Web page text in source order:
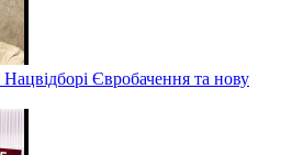
Євробачення та нову